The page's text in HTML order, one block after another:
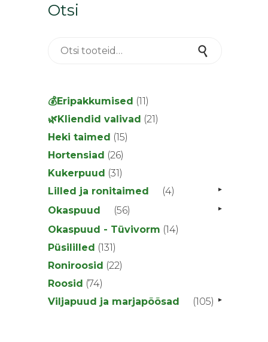
Otsi
💰Eripakkumised 1111
toodet
🌿Kliendid valivad 2121
Heki taimed 1515
Hortensiad 2626
toodet
Kukerpuud 3131
toodet
Lilled ja ronitaimed 44
▸
Okaspuud 5656
toodet
▸
Okaspuud - Tüvivorm 1414
Püsililled 131131
toodet
Roniroosid 2222
Roosid 7474
toodet
Viljapuud ja marjapõõsad 105105
▸